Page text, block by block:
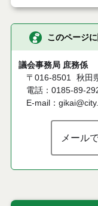
このページ
議会事務局 庶務係
〒016-8501
秋田
電話：0185-89-
E-mail：
メール